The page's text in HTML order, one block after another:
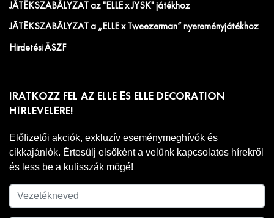
JÁTÉKSZABÁLYZAT az "ELLE x JYSK" játékhoz
JÁTÉKSZABÁLYZAT a „ELLE x Tweezerman” nyereményjátékhoz
Hirdetési ÁSZF
IRATKOZZ FEL AZ ELLE ÉS ELLE DECORATION
HÍRLEVELÉRE!
Előfizetői akciók, exkluzív eseménymeghívók és
cikkajánlók. Értesülj elsőként a velünk kapcsolatos hírekről
és less be a kulisszák mögé!